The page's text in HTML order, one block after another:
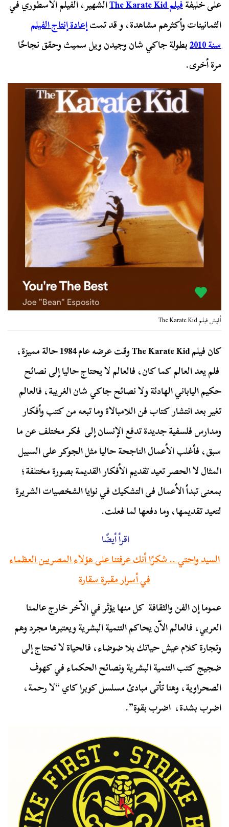
على خليفةفيلم The Karate Kid
الشهير، الفيلم الأسطوري في
الثمانينات وأكثرهم مشاهدة، و قد تمتإعادة إنتاج الفيلم
سنة 2010
بطولة جاكي شان وجيدن ويل سميث وحقق نجاحًا
مرة أخرى.
أفيش فيلم The Karate Kid
كان فيلم The Karate Kid وقت عرضه عام 1984 حالة مميزة،
فلم يعد العالم كما كان، فالعالم لا يحتاج حاليا إلى نصائح
حكيم الياباني الهادئة ولا نصائح جاكي شان الغريبة، فالعالم
تغير بعد انتشار كتاب فن اللامبالاة وما تبعه من كتب وأفكار
ومدارس فلسفية جديدة تدفع الإنسان إلى فكر مختلف عن ما
سبق، فأغلب الأعمال الناجحة حاليا مثل الجوكر على السبيل
المثال لا الحصر تعيد تقديم الأفكار القديمة بصورة مختلفة؛
بمعنى تبدأ الأعمال فى التشكيك في نوايا الشخصيات الشريرة
لتعيد تقديمها، وما دفعها لما فعلت.
اقرأ أيضًا
السيد واحتي .. شكرًا أنك عرفتنا على هؤلاء المصريين العظماء
في أسرار مقبرة سقارة
عموما إن الفن والثقافة كل منها يؤثر في الآخر خارج عالمنا
العربي، فالعالم الآن يحاكم التنمية البشرية ويعتبرها مجرد وهم
وتجارة كلام عيش حياتك بلا ضوضاء، فالحياة لا تحتاج إلى
ضجيج كتب التنمية البشرية ونصائح الحكماء في كهوف
الصحراوية، وهنا تأتى مبادئ مسلسل كوبرا كاي “لا رحمة،
اضرب بشدة، اضرب بقوة”.